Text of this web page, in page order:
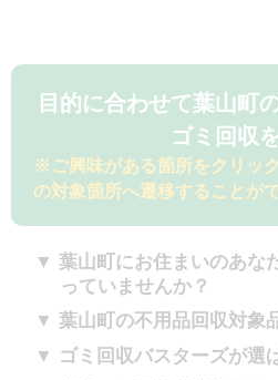
目的に合わせて葉山町
ゴミ回収
※ご興味がある箇所をクリッ
の対象箇所へ遷移することが
葉山町にお住まいのあな
っていませんか？
葉山町の不用品回収対象
ゴミ回収バスターズが選